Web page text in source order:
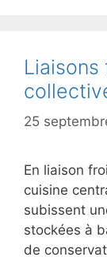
25
En liaison
cuisine
subissent
stockées à
de